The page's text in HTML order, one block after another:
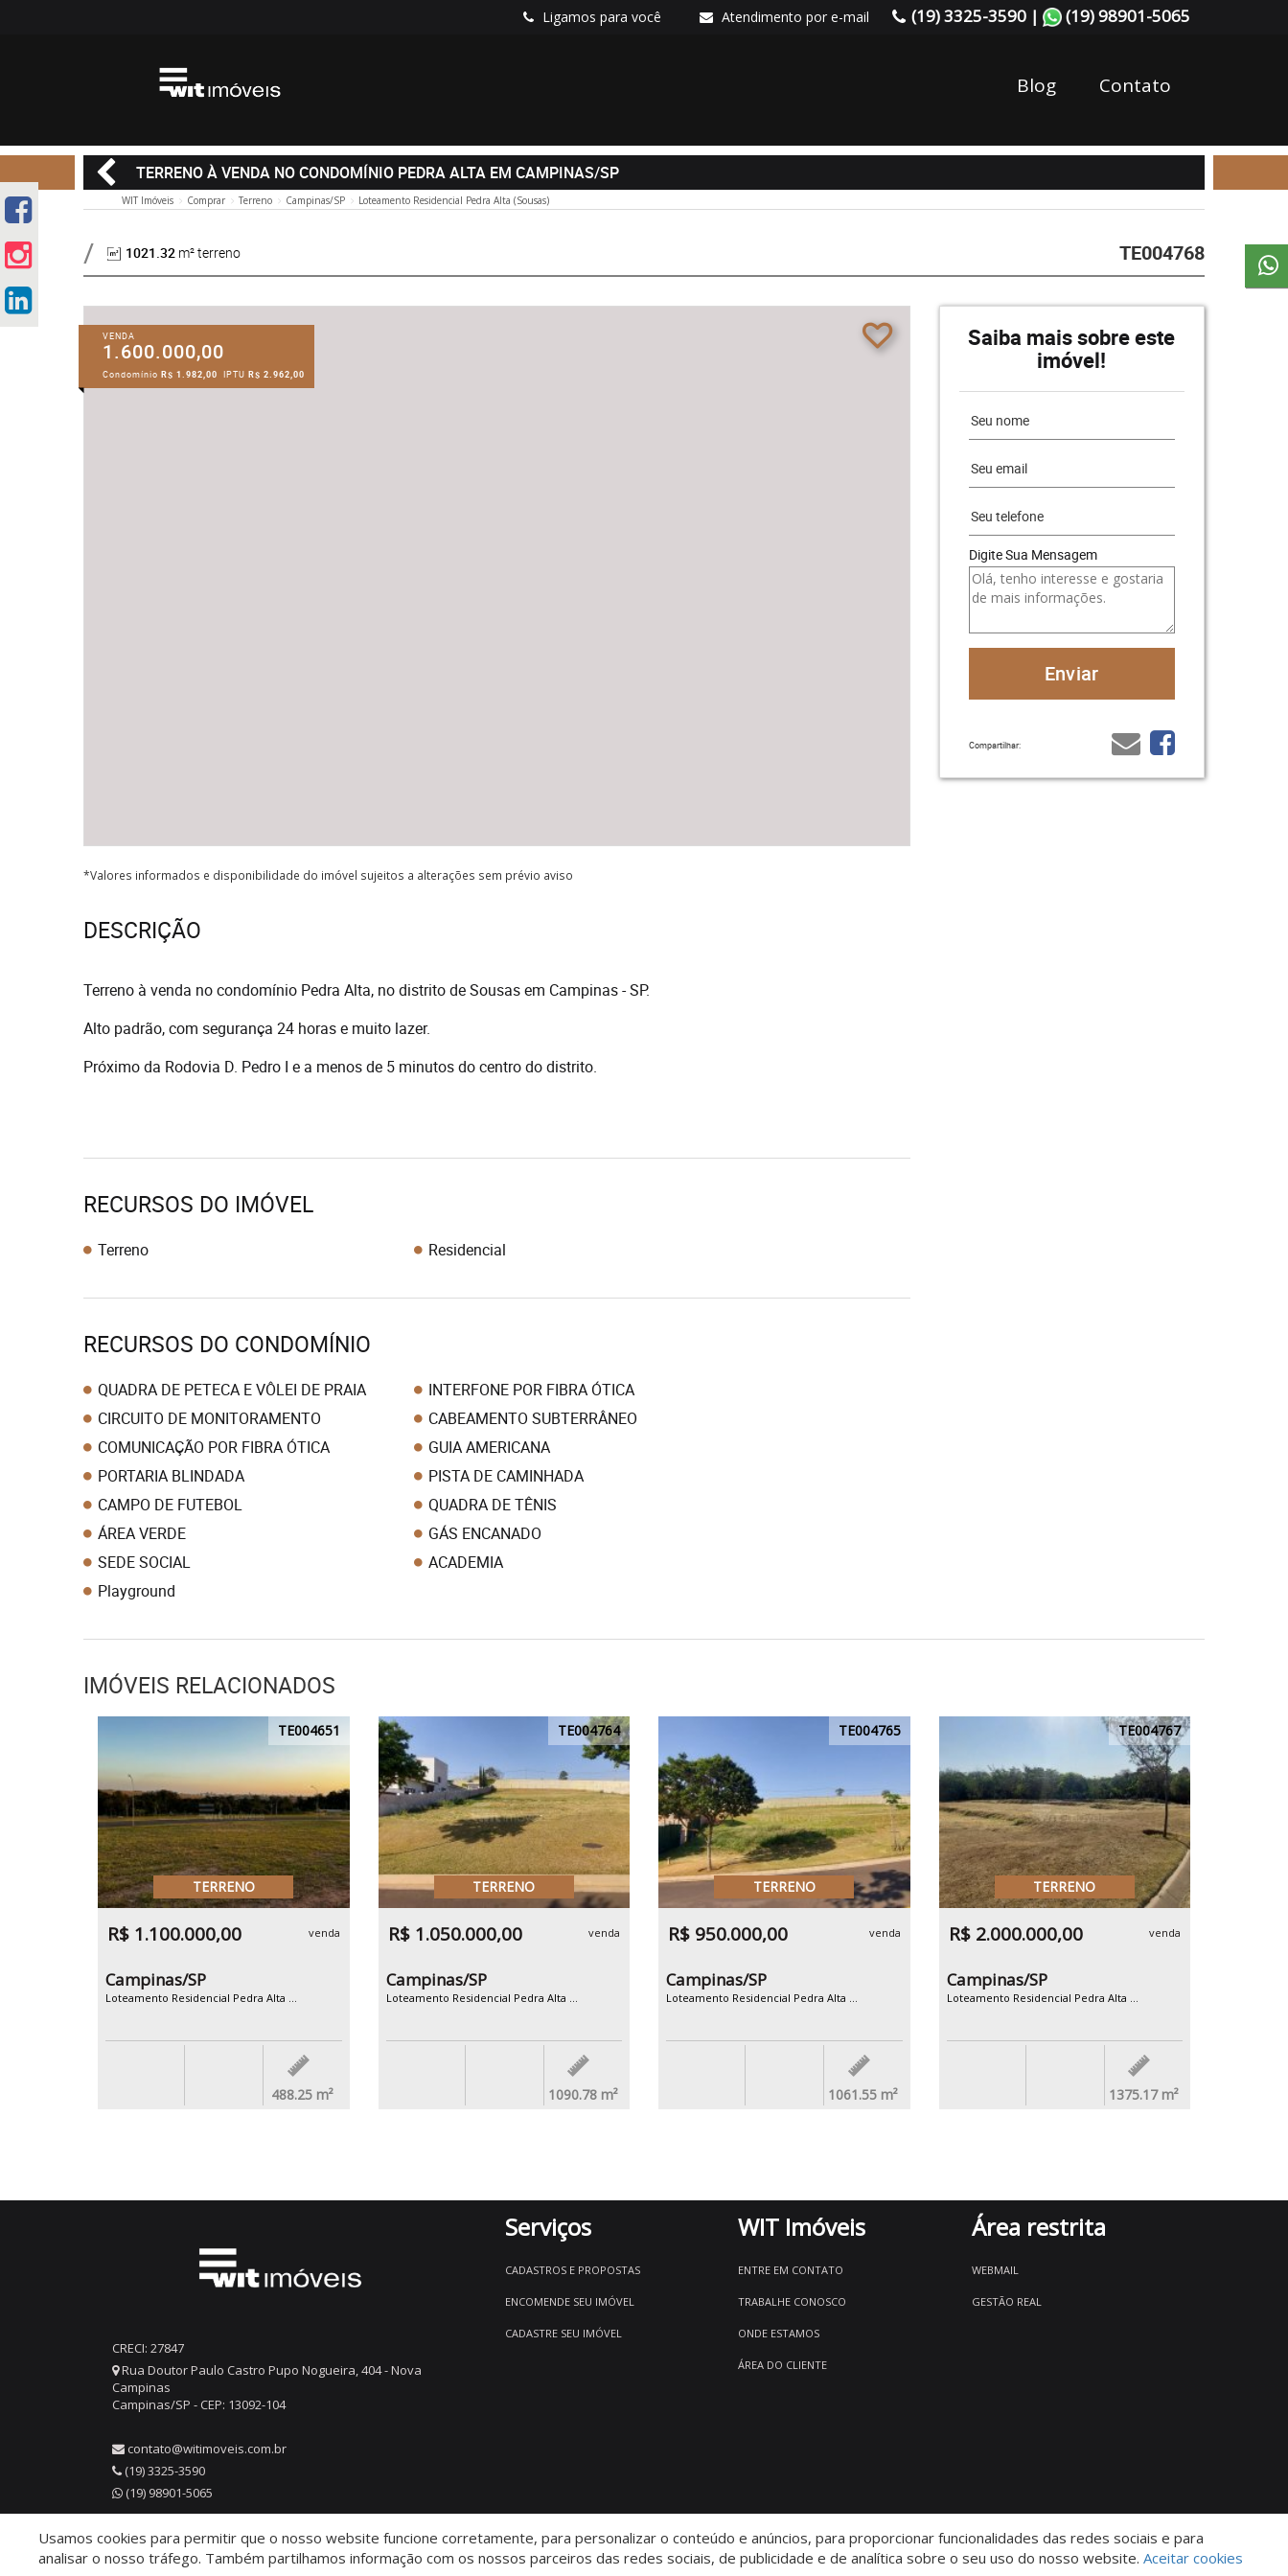
Ligamos para você Atendimento por e-mail (19) 3325-3590 | (19) 98901-5065
Blog Contato
TERRENO À VENDA NO CONDOMÍNIO PEDRA ALTA EM CAMPINAS/SP
WIT Imóveis Comprar Terreno Campinas/SP Loteamento Residencial Pedra Alta (Sousas)
1021.32 m² terreno TE004768
VENDA
1.600.000,00
Condomínio R$ 1.982,00 IPTU R$ 2.962,00
Saiba mais sobre este
imóvel!
Digite Sua Mensagem
Compartilhar:
*Valores informados e disponibilidade do imóvel sujeitos a alterações sem prévio aviso
DESCRIÇÃO
Terreno à venda no condomínio Pedra Alta, no distrito de Sousas em Campinas - SP.
Alto padrão, com segurança 24 horas e muito lazer.
Próximo da Rodovia D. Pedro I e a menos de 5 minutos do centro do distrito.
RECURSOS DO IMÓVEL
Terreno Residencial
RECURSOS DO CONDOMÍNIO
QUADRA DE PETECA E VÔLEI DE PRAIA
INTERFONE POR FIBRA ÓTICA
CIRCUITO DE MONITORAMENTO
CABEAMENTO SUBTERRÂNEO
COMUNICAÇÃO POR FIBRA ÓTICA
GUIA AMERICANA
PORTARIA BLINDADA
PISTA DE CAMINHADA
CAMPO DE FUTEBOL
QUADRA DE TÊNIS
ÁREA VERDE
GÁS ENCANADO
SEDE SOCIAL
ACADEMIA
Playground
IMÓVEIS RELACIONADOS
TE004651
TERRENO
R$ 1.100.000,00 venda
Campinas/SP
Loteamento Residencial Pedra Alta ...
488.25 m²
TE004764
TERRENO
R$ 1.050.000,00 venda
Campinas/SP
Loteamento Residencial Pedra Alta ...
1090.78 m²
TE004765
TERRENO
R$ 950.000,00 venda
Campinas/SP
Loteamento Residencial Pedra Alta ...
1061.55 m²
TE004767
TERRENO
R$ 2.000.000,00 venda
Campinas/SP
Loteamento Residencial Pedra Alta ...
1375.17 m²
CRECI: 27847
Rua Doutor Paulo Castro Pupo Nogueira, 404 - Nova
Campinas
Campinas/SP - CEP: 13092-104
contato@witimoveis.com.br
(19) 3325-3590
(19) 98901-5065
Serviços
CADASTROS E PROPOSTAS
ENCOMENDE SEU IMÓVEL
CADASTRE SEU IMÓVEL
WIT Imóveis
ENTRE EM CONTATO
TRABALHE CONOSCO
ONDE ESTAMOS
ÁREA DO CLIENTE
Área restrita
WEBMAIL
GESTÃO REAL
© 2026 WIT Imóveis- CRECI 27847
Usamos cookies para permitir que o nosso website funcione corretamente, para personalizar o conteúdo e anúncios, para proporcionar funcionalidades das redes sociais e para
analisar o nosso tráfego. Também partilhamos informação com os nossos parceiros das redes sociais, de publicidade e de analítica sobre o seu uso do nosso website. Aceitar cookies